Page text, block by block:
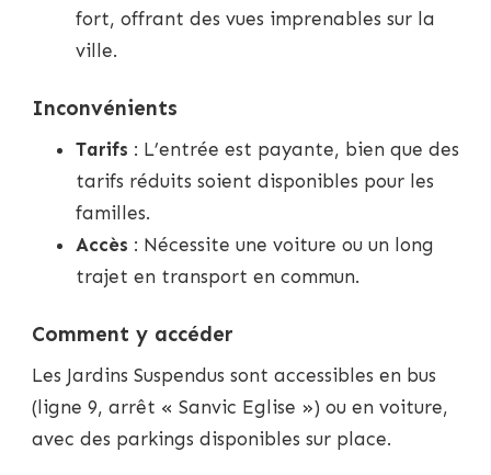
fort, offrant des vues imprenables sur la
ville.
Inconvénients
Tarifs : L’entrée est payante, bien que des
tarifs réduits soient disponibles pour les
familles.
Accès : Nécessite une voiture ou un long
trajet en transport en commun.
Comment y accéder
Les Jardins Suspendus sont accessibles en bus
(ligne 9, arrêt « Sanvic Eglise ») ou en voiture,
avec des parkings disponibles sur place.